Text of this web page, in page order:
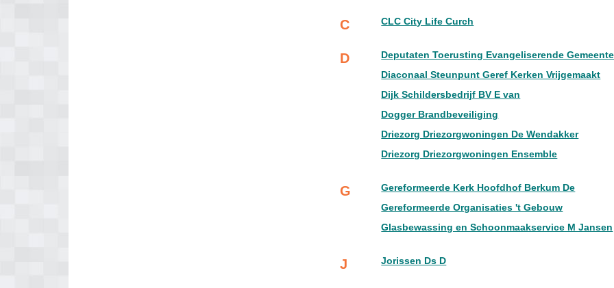
C CLC City Life Curch
D
Deputaten Toerusting Evangeliserende Gemeente
Diaconaal Steunpunt Geref Kerken Vrijgemaakt
Dijk Schildersbedrijf BV E van
Dogger Brandbeveiliging
Driezorg Driezorgwoningen De Wendakker
Driezorg Driezorgwoningen Ensemble
G
Gereformeerde Kerk Hoofdhof Berkum De
Gereformeerde Organisaties 't Gebouw
Glasbewassing en Schoonmaakservice M Jansen
J Jorissen Ds D